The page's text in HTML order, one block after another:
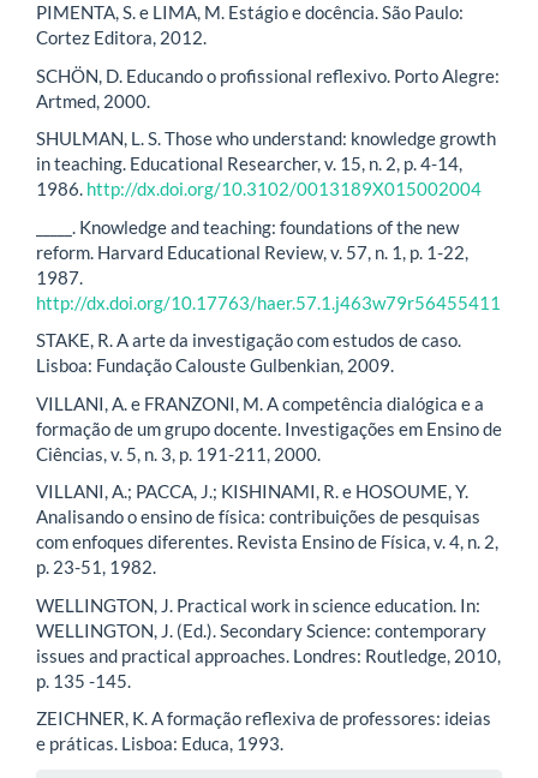
PIMENTA, S. e LIMA, M. Estágio e docência. São Paulo:
Cortez Editora, 2012.
SCHÖN, D. Educando o profissional reflexivo. Porto Alegre:
Artmed, 2000.
SHULMAN, L. S. Those who understand: knowledge growth
in teaching. Educational Researcher, v. 15, n. 2, p. 4-14,
1986. http://dx.doi.org/10.3102/0013189X015002004
_____. Knowledge and teaching: foundations of the new
reform. Harvard Educational Review, v. 57, n. 1, p. 1-22,
1987.
http://dx.doi.org/10.17763/haer.57.1.j463w79r56455411
STAKE, R. A arte da investigação com estudos de caso.
Lisboa: Fundação Calouste Gulbenkian, 2009.
VILLANI, A. e FRANZONI, M. A competência dialógica e a
formação de um grupo docente. Investigações em Ensino de
Ciências, v. 5, n. 3, p. 191-211, 2000.
VILLANI, A.; PACCA, J.; KISHINAMI, R. e HOSOUME, Y.
Analisando o ensino de física: contribuições de pesquisas
com enfoques diferentes. Revista Ensino de Física, v. 4, n. 2,
p. 23-51, 1982.
WELLINGTON, J. Practical work in science education. In:
WELLINGTON, J. (Ed.). Secondary Science: contemporary
issues and practical approaches. Londres: Routledge, 2010,
p. 135 -145.
ZEICHNER, K. A formação reflexiva de professores: ideias
e práticas. Lisboa: Educa, 1993.